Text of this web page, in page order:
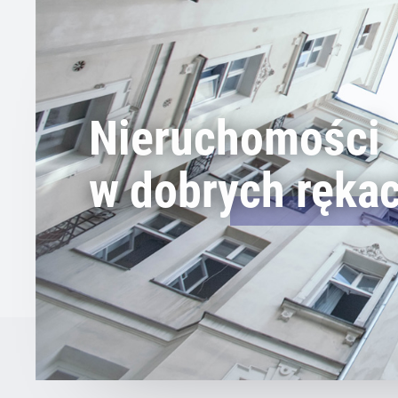
Nieruchomości
w dobrych